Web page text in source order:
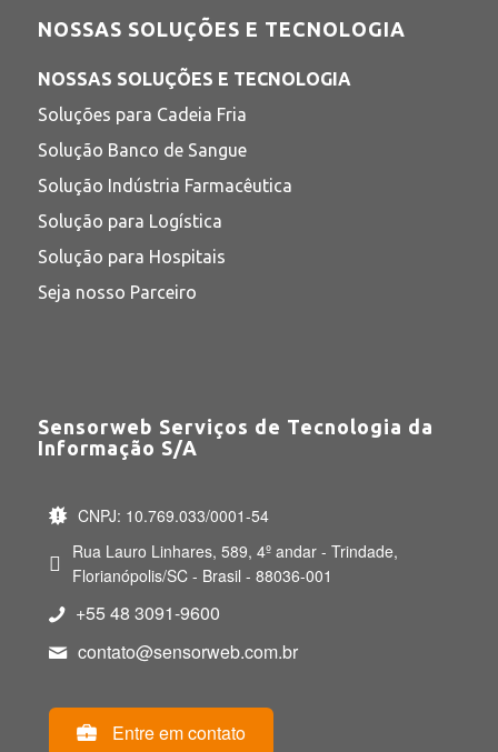
NOSSAS SOLUÇÕES E TECNOLOGIA
NOSSAS SOLUÇÕES E TECNOLOGIA
Soluções para Cadeia Fria
Solução Banco de Sangue
Solução Indústria Farmacêutica
Solução para Logística
Solução para Hospitais
Seja nosso Parceiro
Sensorweb Serviços de Tecnologia da
Informação S/A
CNPJ: 10.769.033/0001-54
Rua Lauro Linhares, 589, 4º andar - Trindade,
Florianópolis/SC - Brasil - 88036-001
+55 48 3091-9600
contato@sensorweb.com.br
Entre em contato